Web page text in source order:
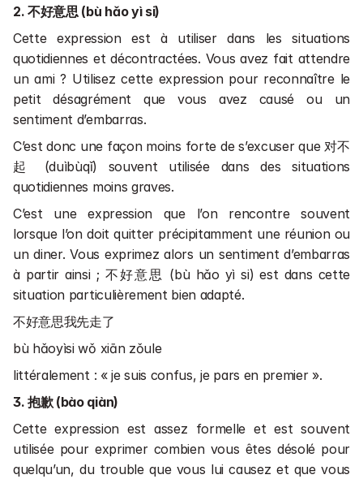
2. 不好意思 (bù hǎo yì si)
Cette expression est à utiliser dans les situations
quotidiennes et décontractées. Vous avez fait attendre
un ami ? Utilisez cette expression pour reconnaître le
petit désagrément que vous avez causé ou un
sentiment d’embarras.
C’est donc une façon moins forte de s’excuser que 对不
起 (duìbùqǐ) souvent utilisée dans des situations
quotidiennes moins graves.
C’est une expression que l’on rencontre souvent
lorsque l’on doit quitter précipitamment une réunion ou
un diner. Vous exprimez alors un sentiment d’embarras
à partir ainsi ; 不好意思 (bù hǎo yì si) est dans cette
situation particulièrement bien adapté.
不好意思我先走了
bù hǎoyìsi wǒ xiān zǒule
littéralement : « je suis confus, je pars en premier ».
3. 抱歉 (bào qiàn)
Cette expression est assez formelle et est souvent
utilisée pour exprimer combien vous êtes désolé pour
quelqu’un, du trouble que vous lui causez et que vous